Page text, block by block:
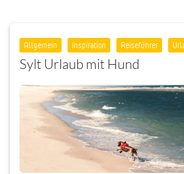
Allgemein Inspiration Reiseführer
Sylt Urlaub mit Hund